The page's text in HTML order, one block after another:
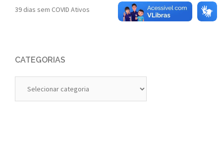
39 dias sem COVID Ativos
CATEGORIAS